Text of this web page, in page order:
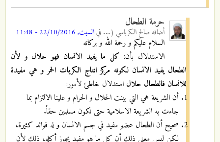
حرمة الطحال
أضافه صالح الكرباسي (... فيالسبت, 22/10/2016 - 11:48
السلام عليكم و رحمة الله و بركاته
الاستدلال بأن: كل ما يفيد الانسان فهو حلال و لأن
الطحال يفيد الانسان لكونه مركز انتاج الكريات الحمر و هي مفيدة
للانسان فالطحال حلال استدلال خاطئ لأمور:
أن الشريعة هي التي بينت الحلال و الحرام و علينا الالتزام بما
جاءت به الشريعة الاسلامية حتى نكون مسلمين حقاً.
صحيح أن الطحال عضو مفيد في جسم الانسان و له فوائد كثيرة،
لكن ليس معنى ذلك أن كل ما هو مفيد يجوز أكله، ذلك لأن